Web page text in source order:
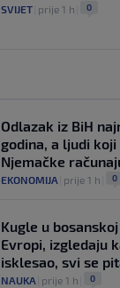
SVIJET prije 1 h 0
Odlazak iz BiH
godina, a ljudi
Njemačke
EKONOMIJA prije 1 h 0
Kugle u
Evropi, izgledaju
isklesao, svi se
NAUKA prije 1 h 0